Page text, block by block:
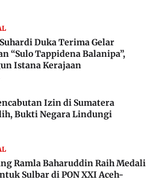
Duka Terima Gelar
“Sulo Tappidena Balanipa”,
Istana Kerajaan
Izin di Sumatera
Bukti Negara Lindungi
Ramla Baharuddin Raih Medali
Sulbar di PON XXI Aceh-